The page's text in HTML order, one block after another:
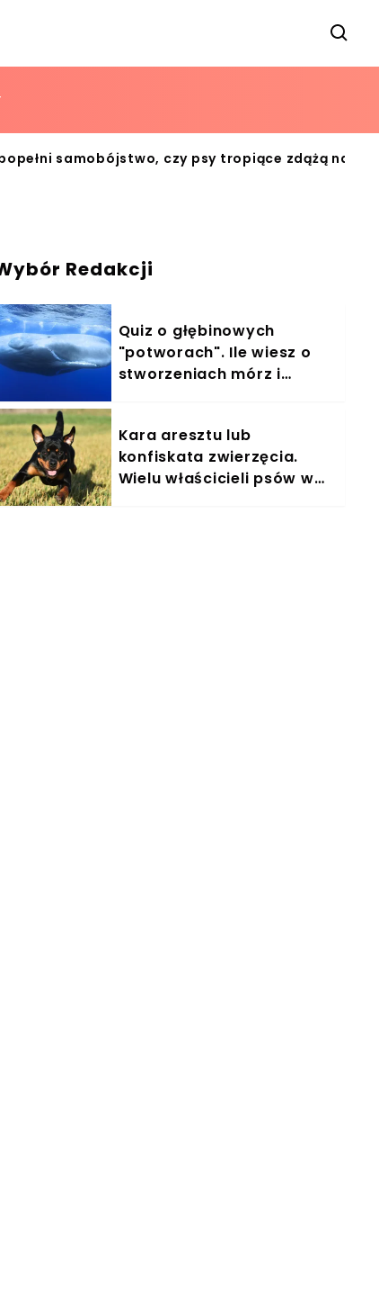
samobójstwo, czy psy tropiące zdążą na
Redakcji
Quiz o głębinowych
"potworach". Ile wiesz o
stworzeniach mórz i
Kara aresztu lub
konfiskata zwierzęcia.
Wielu właścicieli psów w